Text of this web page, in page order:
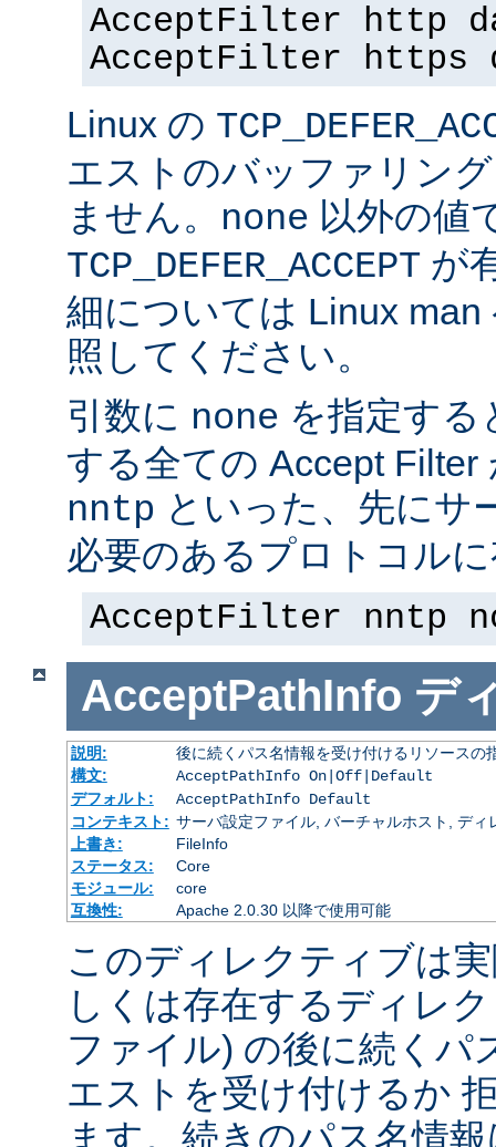
AcceptFilter http
AcceptFilter https
Linux の
エストのバッファリン
ません。 none 以外の値
TCP_DEFER_ACCEPT が
細については Linux
照してください。
引数に none を指定す
する全ての Accept Filter
nntp といった、先にサ
必要のあるプロトコル
AcceptFilter nntp
AcceptPathInfo デ
説明:
後に続くパス名情報を受け付けるリソースの
構文:
AcceptPathInfo On|Off|Default
デフォルト:
AcceptPathInfo Default
コンテキスト: サーバ設定ファイル, バーチャルホスト, ディ
上書き:
FileInfo
ステータス:
Core
モジュール:
core
互換性:
Apache 2.0.30 以降で使用可能
このディレクティブは
しくは存在するディレ
ファイル) の後に続くパ
エストを受け付けるか
ます。続きのパス名情